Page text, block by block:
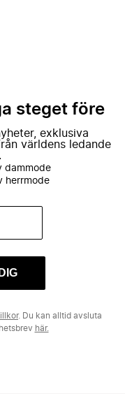
steget före
exklusiva
världens ledande
dammode
herrmode
. Du kan alltid avsluta
här.